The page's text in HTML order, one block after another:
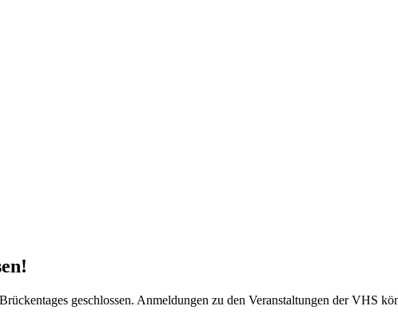
geschlossen. Anmeldungen zu den Veranstaltungen der VHS